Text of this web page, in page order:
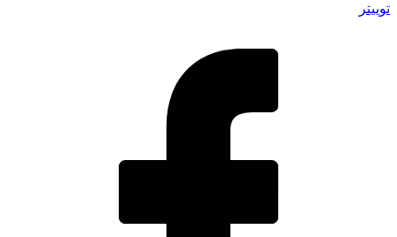
توییتر